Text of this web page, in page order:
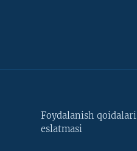
Foydalanish
eslatmasi